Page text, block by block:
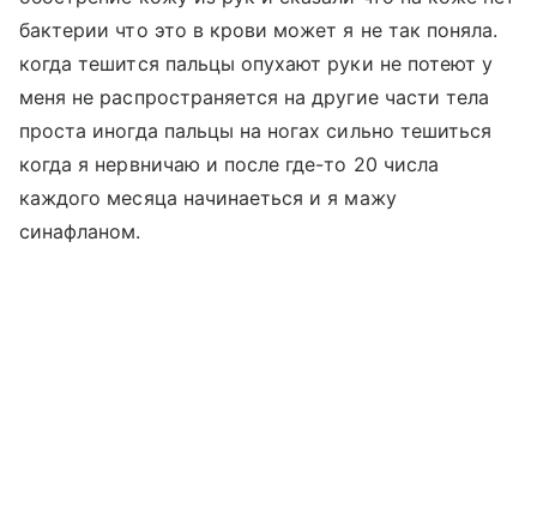
бактерии что это в крови может я не так поняла.
когда тешится пальцы опухают руки не потеют у
меня не распространяется на другие части тела
проста иногда пальцы на ногах сильно тешиться
когда я нервничаю и после где-то 20 числа
каждого месяца начинаеться и я мажу
синафланом.